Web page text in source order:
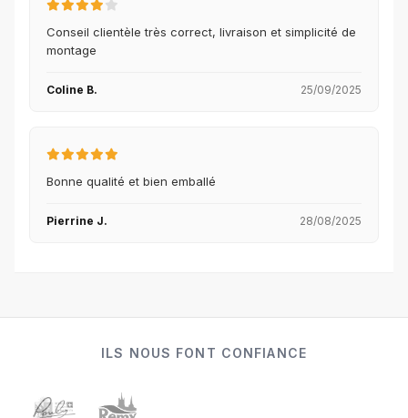
Conseil clientèle très correct, livraison et simplicité de
montage
Coline B. 25/09/2025
Bonne qualité et bien emballé
Pierrine J. 28/08/2025
ILS NOUS FONT CONFIANCE